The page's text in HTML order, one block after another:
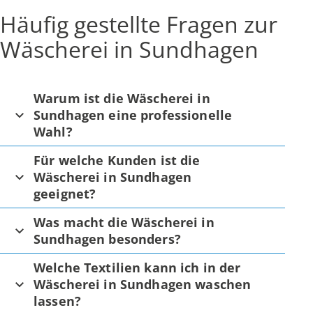
Häufig gestellte Fragen zur
Wäscherei in Sundhagen
Warum ist die Wäscherei in
Sundhagen eine professionelle
Wahl?
Für welche Kunden ist die
Wäscherei in Sundhagen
geeignet?
Was macht die Wäscherei in
Sundhagen besonders?
Welche Textilien kann ich in der
Wäscherei in Sundhagen waschen
lassen?